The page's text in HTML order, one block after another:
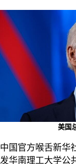
美国
中国官方喉舌新华
发华南理工大学公